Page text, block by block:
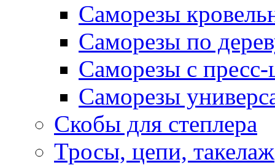
Саморезы
Саморезы по
Саморезы с
Саморезы
Скобы для степлера
Тросы, цепи, такелаж